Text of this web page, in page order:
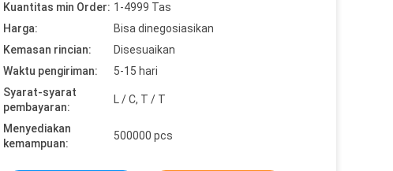
Kuantitas min Order: 1-4999 Tas
Harga:
Bisa dinegosiasikan
Kemasan rincian:
Disesuaikan
Waktu pengiriman:
5-15 hari
Syarat-syarat
pembayaran:
L / C, T / T
Menyediakan
kemampuan:
500000 pcs